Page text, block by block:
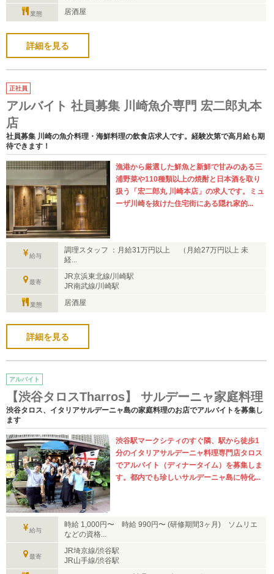
業態 居酒屋
詳細を見る
正社員
アルバイト 社員募集 川崎魚介専門 宏二郎丸本
店
社員募集 川崎の魚介料理・海鮮料理の飲食店求人です。経験次第で高月給も期
待できます！
漁港から厳選した鮮魚と新鮮で甘みのある三
浦野菜や110種類以上の焼酎と日本酒を取り
扱う「宏二郎丸 川崎本店」の求人です。ミュ
ーザ川崎を抜けた住宅街にある隠れ家的...
給与
調理スタッフ ：月給31万円以上 （月給27万円以上 未
経...
最寄
JR京浜東北線/川崎駅
JR南武線/川崎駅
業態 居酒屋
詳細を見る
アルバイト
【渋谷タロスTharros】 サルデーニャ家庭料理
渋谷タロス、イタリアサルデーニャ島の家庭料理のお店でアルバイトを募集し
ます
渋谷駅マークシティのすぐ隣、駅から徒歩1
分のイタリアサルデーニャ料理専門店タロス
でアルバイト（ディナータイム）を募集しま
す。都内でも珍しいサルデーニャ島に特化...
給与
時給 1,000円〜 時給 990円〜 (研修期間3ヶ月) ソムリエ
などの資格...
最寄
JR埼京線/渋谷駅
JR山手線/渋谷駅